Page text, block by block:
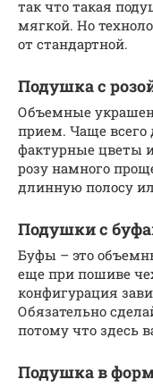
так что такая
мягкой. Но
от стандартной.
Подушка с
Объемные
прием. Чаще всего
фактурные цветы
розу намного
длинную полосу
Подушки с
Буфы – это
еще при пошиве
конфигурация
Обязательно
потому что здесь
Подушка в